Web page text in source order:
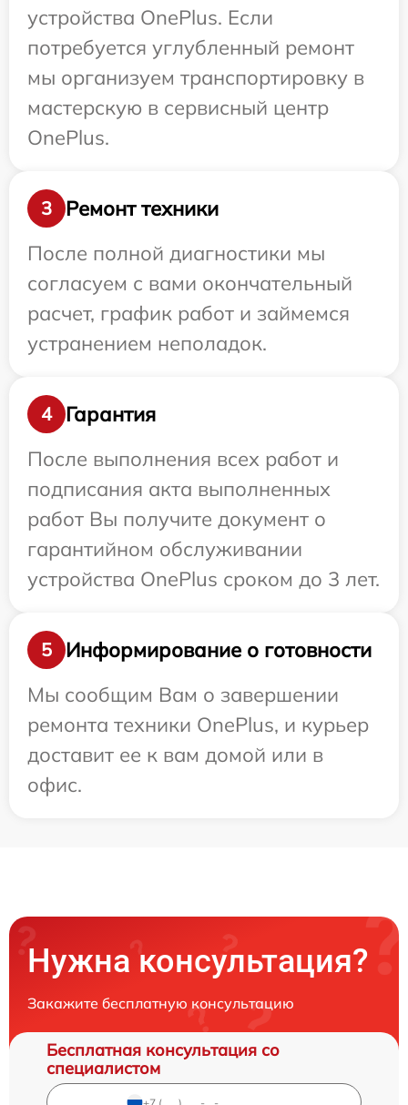
устройства OnePlus. Если
потребуется углубленный ремонт
мы организуем транспортировку в
мастерскую в сервисный центр
OnePlus.
3
Ремонт техники
После полной диагностики мы
согласуем с вами окончательный
расчет, график работ и займемся
устранением неполадок.
4
Гарантия
После выполнения всех работ и
подписания акта выполненных
работ Вы получите документ о
гарантийном обслуживании
устройства OnePlus сроком до 3 лет.
5
Информирование о готовности
Мы сообщим Вам о завершении
ремонта техники OnePlus, и курьер
доставит ее к вам домой или в
офис.
Нужна консультация?
Закажите бесплатную консультацию
Бесплатная консультация со
специалистом